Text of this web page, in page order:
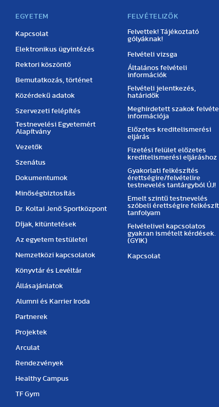
EGYETEM
Kapcsolat
Elektronikus ügyintézés
Rektori köszöntő
Bemutatkozás, történet
Közérdekű adatok
Szervezeti felépítés
Testnevelési Egyetemért
Alapítvány
Vezetők
Szenátus
Dokumentumok
Minőségbiztosítás
Dr. Koltai Jenő Sportközpont
Díjak, kitüntetések
Az egyetem testületei
Nemzetközi kapcsolatok
Könyvtár és Levéltár
Állásajánlatok
Alumni és Karrier Iroda
Partnerek
Projektek
Arculat
Rendezvények
Healthy Campus
TF Gym
FELVÉTELIZŐK
Felvettek! Tájékoztató
gólyáknak!
Felvételi vizsga
Általános felvételi
információk
Felvételi jelentkezés,
határidők
Meghirdetett szakok
információja
Előzetes kreditelismerési
eljárás
Fizetési felület előzetes
kreditelismerési eljáráshoz
Gyakorlati felkészítés
érettségire/felvételire
testnevelés tantárgyból ÚJ!
Emelt szintű testnevelés
szóbeli érettségire
tanfolyam
Felvételivel kapcsolatos
gyakran ismételt kérdések.
(GYIK)
Kapcsolat